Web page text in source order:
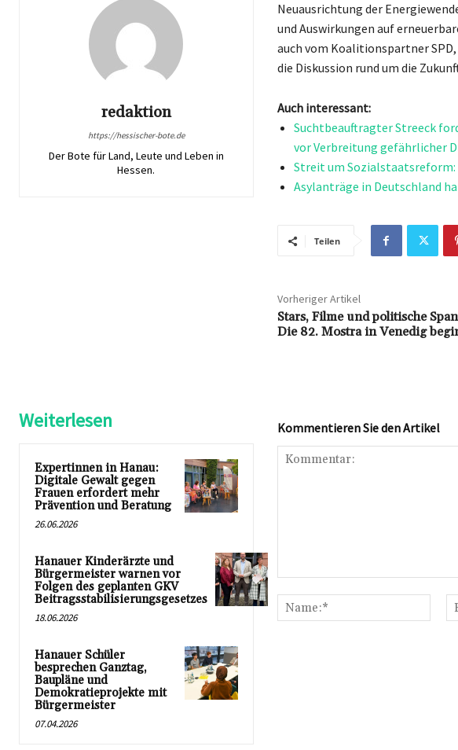
redaktion
https://hessischer-bote.de
Der Bote für Land, Leute und Leben in
Hessen.
Neuausrichtung der
und Auswirkungen auf
auch vom Koalitionspartner
die Diskussion rund um die
Auch interessant:
Suchtbeauftragter Streeck
vor Verbreitung gefährlicher
Streit um Sozialstaatsreform:
Asylanträge in Deutschland
Teilen
Vorheriger Artikel
Stars, Filme und politische
Die 82. Mostra in Venedig
Weiterlesen
Expertinnen in Hanau:
Digitale Gewalt gegen
Frauen erfordert mehr
Prävention und Beratung
26.06.2026
Hanauer Kinderärzte und
Bürgermeister warnen vor
Folgen des geplanten GKV
Beitragsstabilisierungsgesetzes
18.06.2026
Hanauer Schüler
besprechen Ganztag,
Baupläne und
Demokratieprojekte mit
Bürgermeister
07.04.2026
Kommentieren Sie den Artikel